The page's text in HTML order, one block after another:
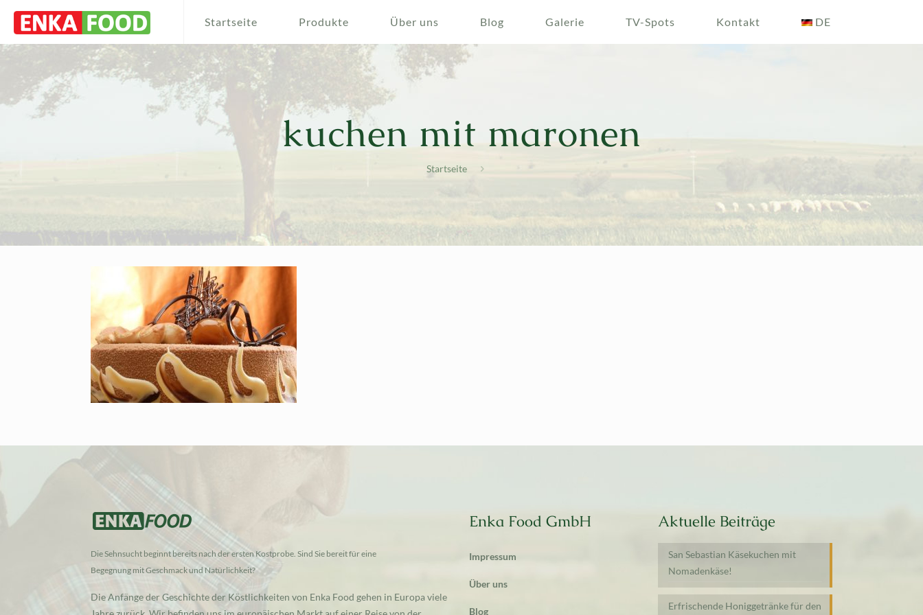
Startseite Produkte Über uns Blog Galerie TV-Spots Kontakt DE
kuchen mit maronen
Startseite
Die Sehnsucht beginnt bereits nach der ersten Kostprobe. Sind Sie bereit für eine
Begegnung mit Geschmack und Natürlichkeit?
Die Anfänge der Geschichte der Köstlichkeiten von Enka Food gehen in Europa viele
Enka Food GmbH
Impressum
Über uns
Blog
Aktuelle Beiträge
San Sebastian Käsekuchen mit
Nomadenkäse!
Erfrischende Honiggetränke für den